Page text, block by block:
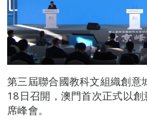
第三屆聯合國教科文組織創意
18日召開，澳門首次正式以
席峰會。